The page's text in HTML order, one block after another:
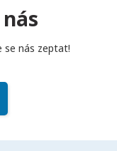
bude vám účtován
se nás zeptat!